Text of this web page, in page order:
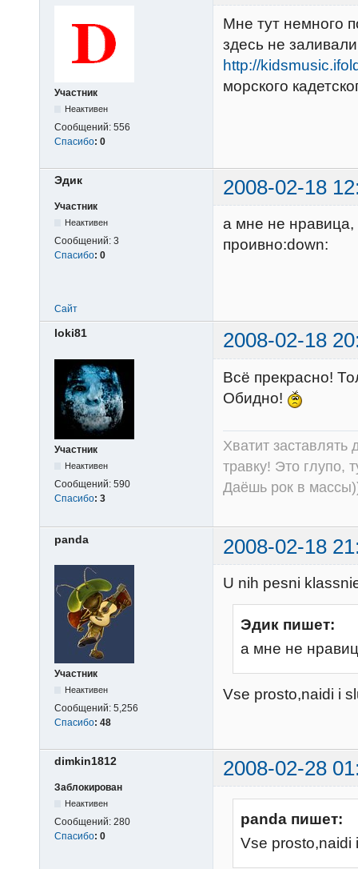
Участник
Неактивен
Сообщений: 556
Спасибо: 0
Мне тут немного
здесь не
http://
морского
Эдик 2008-02-18
Участник
Неактивен
Сообщений: 3
Спасибо: 0
а мне не нравица,
проивно:down:
Сайт
loki81 2008-02-18
Участник
Неактивен
Сообщений: 590
Спасибо: 3
Всё прекрасно!
Обидно!
Хватит заставлять
травку! Это глупо,
Даёшь рок в
panda 2008-02-18
Участник
Неактивен
Сообщений: 5,256
Спасибо: 48
U nih pesni
Эдик пишет:
а мне не
Vse prosto,naidi i
dimkin1812 2008-02-28
Заблокирован
Неактивен
Сообщений: 280
Спасибо: 0
panda пишет:
Vse prosto,naidi